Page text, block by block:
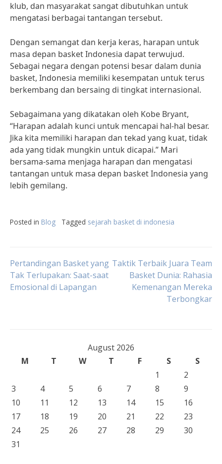
klub, dan masyarakat sangat dibutuhkan untuk
mengatasi berbagai tantangan tersebut.
Dengan semangat dan kerja keras, harapan untuk
masa depan basket Indonesia dapat terwujud.
Sebagai negara dengan potensi besar dalam dunia
basket, Indonesia memiliki kesempatan untuk terus
berkembang dan bersaing di tingkat internasional.
Sebagaimana yang dikatakan oleh Kobe Bryant,
“Harapan adalah kunci untuk mencapai hal-hal besar.
Jika kita memiliki harapan dan tekad yang kuat, tidak
ada yang tidak mungkin untuk dicapai.” Mari
bersama-sama menjaga harapan dan mengatasi
tantangan untuk masa depan basket Indonesia yang
lebih gemilang.
Posted in Blog Tagged sejarah basket di indonesia
Post
navigation
Pertandingan Basket yang
Tak Terlupakan: Saat-saat
Emosional di Lapangan
Taktik Terbaik Juara Team
Basket Dunia: Rahasia
Kemenangan Mereka
Terbongkar
August 2026
M
T W T F S
S
1
2
3
4 5 6 7 8
9
10
11 12 13 14 15
16
17
18 19 20 21 22
23
24
25 26 27 28 29
30
31